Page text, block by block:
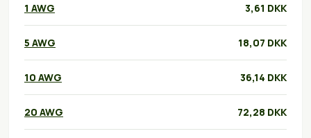
1 AWG 3,61 DKK
5 AWG 18,07 DKK
10 AWG 36,14 DKK
20 AWG 72,28 DKK